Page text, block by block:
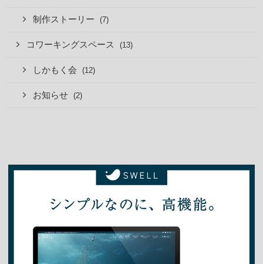
制作ストーリー (7)
コワーキングスペース (13)
しかもく会 (12)
お知らせ (2)